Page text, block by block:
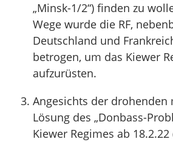
„Minsk-1/2“) finden zu
Wege wurde die RF,
Deutschland und
betrogen, um das Kiewer
aufzurüsten.
Angesichts der drohenden
Lösung des „Donbass-
Kiewer Regimes ab 18.2.22